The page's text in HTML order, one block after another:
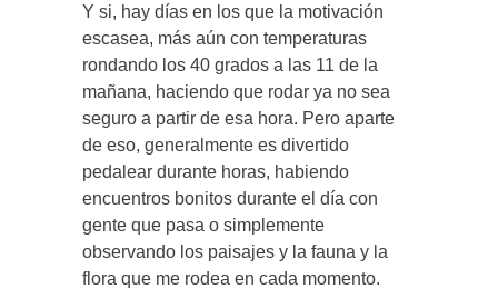
Y si, hay días en los que la motivación
escasea, más aún con temperaturas
rondando los 40 grados a las 11 de la
mañana, haciendo que rodar ya no sea
seguro a partir de esa hora. Pero aparte
de eso, generalmente es divertido
pedalear durante horas, habiendo
encuentros bonitos durante el día con
gente que pasa o simplemente
observando los paisajes y la fauna y la
flora que me rodea en cada momento.